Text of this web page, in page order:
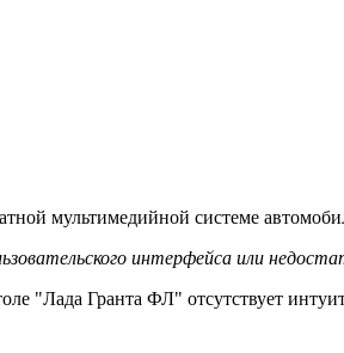
мультимедийной системе
интерфейса или
"Лада Гранта ФЛ" отсутствует